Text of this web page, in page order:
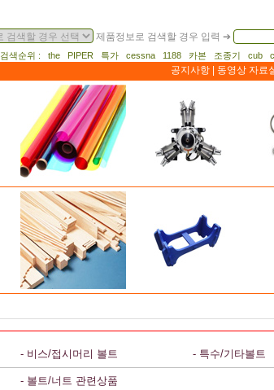
제품정보로 검색할 경우 입력 ➔
검색순위 : the PIPER 특가 cessna 1188 카본 조종기 cub
공지사항 동영상 자료
- 비스/접시머리 볼트 - 특수/기타볼트
- 볼트/너트 관련상품